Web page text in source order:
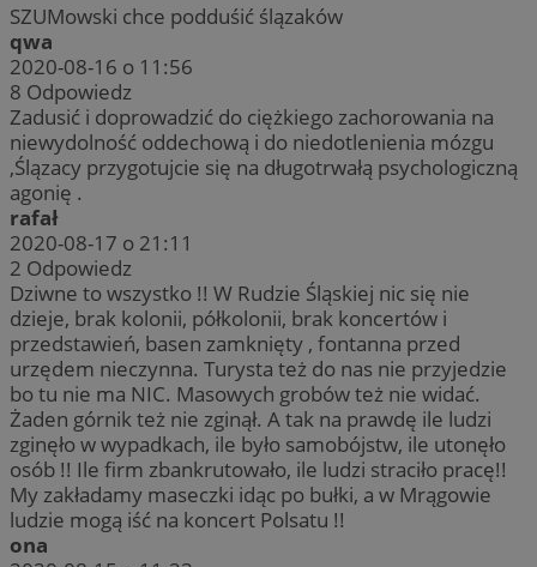
SZUMowski chce podduśić ślązaków
qwa
2020-08-16 o 11:56
8 Odpowiedz
Zadusić i doprowadzić do ciężkiego zachorowania na
niewydolność oddechową i do niedotlenienia mózgu
,Ślązacy przygotujcie się na długotrwałą psychologiczną
agonię .
rafał
2020-08-17 o 21:11
2 Odpowiedz
Dziwne to wszystko !! W Rudzie Śląskiej nic się nie
dzieje, brak kolonii, półkolonii, brak koncertów i
przedstawień, basen zamknięty , fontanna przed
urzędem nieczynna. Turysta też do nas nie przyjedzie
bo tu nie ma NIC. Masowych grobów też nie widać.
Żaden górnik też nie zginął. A tak na prawdę ile ludzi
zginęło w wypadkach, ile było samobójstw, ile utonęło
osób !! Ile firm zbankrutowało, ile ludzi straciło pracę!!
My zakładamy maseczki idąc po bułki, a w Mrągowie
ludzie mogą iść na koncert Polsatu !!
ona